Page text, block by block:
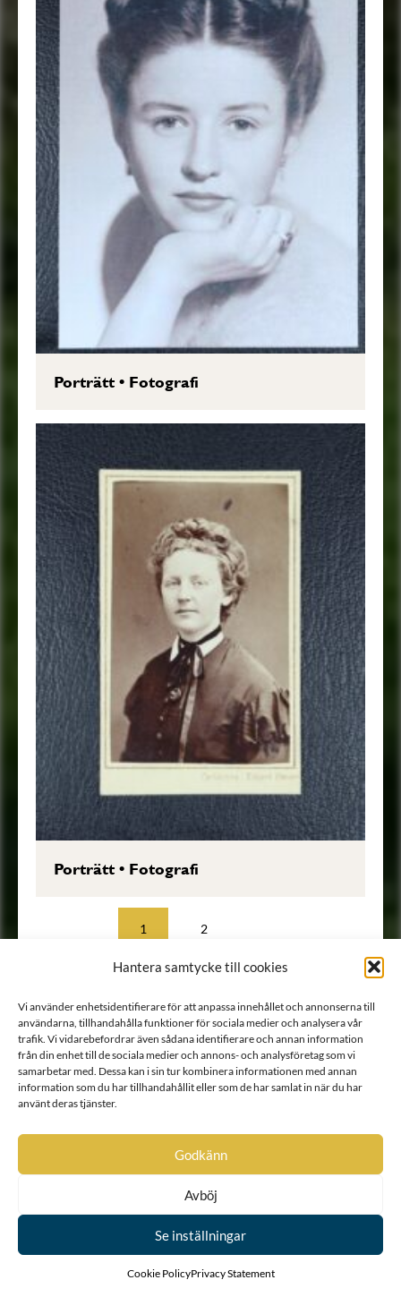
Hantera samtycke till cookies
Vi använder enhetsidentifierare för att anpassa innehållet och annonserna till
användarna, tillhandahålla funktioner för sociala medier och analysera vår
trafik. Vi vidarebefordrar även sådana identifierare och annan information
från din enhet till de sociala medier och annons- och analysföretag som vi
samarbetar med. Dessa kan i sin tur kombinera informationen med annan
information som du har tillhandahållit eller som de har samlat in när du har
använt deras tjänster.
Godkänn
Avböj
Se inställningar
Cookie PolicyPrivacy Statement
Porträtt• Fotografi
Porträtt• Fotografi
1 2
KONTAKT